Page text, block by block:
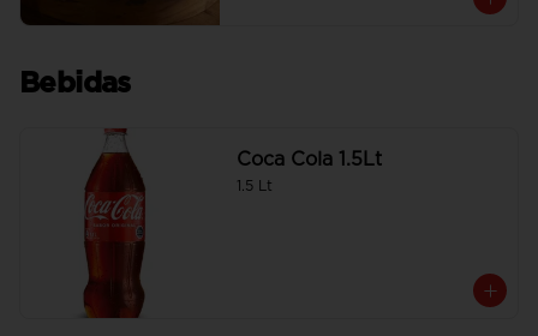
Bebidas
Coca Cola 1.5Lt
1.5 Lt